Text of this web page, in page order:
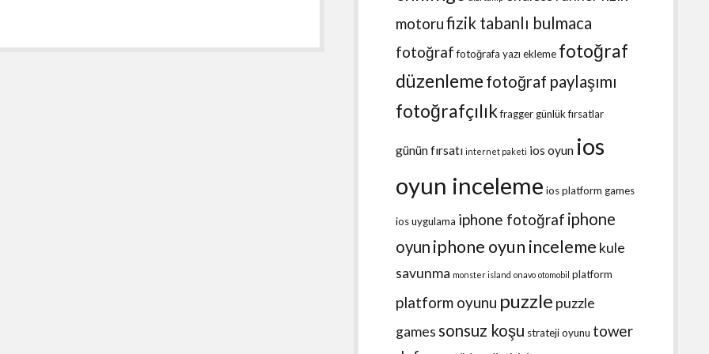
motorufizik tabanlı bulmaca
fotoğraf fotoğrafa yazı ekleme fotoğraf
düzenleme fotoğraf paylaşımı
fotoğrafçılıkfraggergünlük fırsatlar
günün fırsatı internet paketi ios oyun ios
oyun inceleme ios platform games
ios uygulama iphone fotoğraf iphone
oyun iphone oyun inceleme kule
savunma monster island onavo otomobil platform
platform oyunu puzzle puzzle
games sonsuz koşu strateji oyunu tower